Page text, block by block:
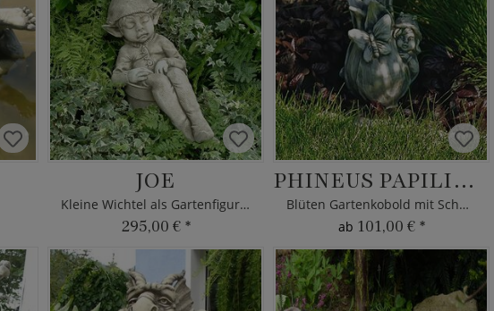
JOE
Kleine Wichtel als Gartenfigur aus Steinguss
295,00 € *
PHINEUS PAPILIONEM
Blüten Gartenkobold mit Schmetterling
ab 101,00 € *